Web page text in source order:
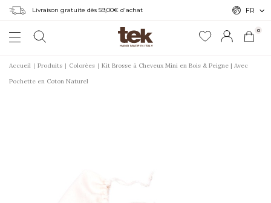
Livraison gratuite dès 59,00€ d'achat
0
FR
Accueil Produits Colorées
Kit Brosse à Cheveux Mini en Bois & Peigne | Avec
Pochette en Coton Naturel